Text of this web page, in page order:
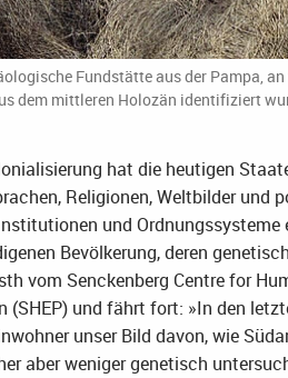
Fundstätte aus der Pampa,
dem mittleren Holozän identifiziert
hat die heutigen
Religionen, Weltbilder und
und
Bevölkerung, deren
vom Senckenberg Centre for
(SHEP) und fährt fort: »In den
unser Bild davon, wie
aber weniger genetisch